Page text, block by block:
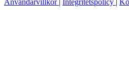
Användarvillkor | Integritetspolicy |